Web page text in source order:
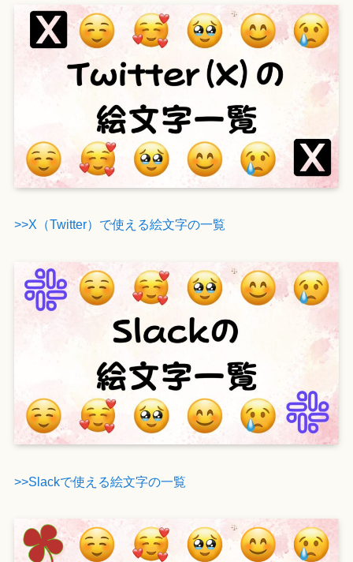
>>X（Twitter）で使える絵文字の一覧
>>Slackで使える絵文字の一覧